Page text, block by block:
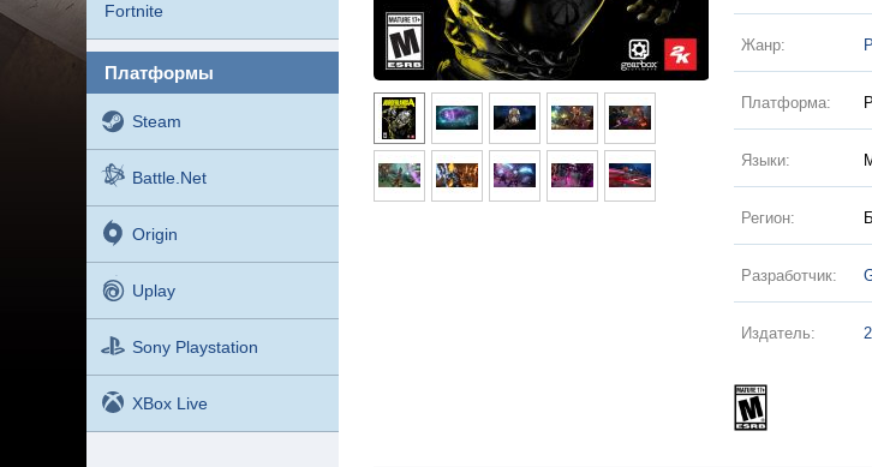
Fortnite
платформы
Steam
Battle.net
Origin
Uplay
Sony Playstation
XBox Live
Жанр:
Платформа:
Языки:
Регион:
Разработчик:
Издатель: